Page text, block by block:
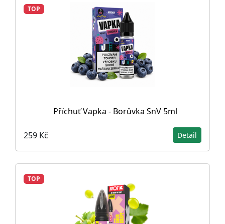
TOP
Příchuť Vapka - Borůvka SnV 5ml
259 Kč Detail
TOP